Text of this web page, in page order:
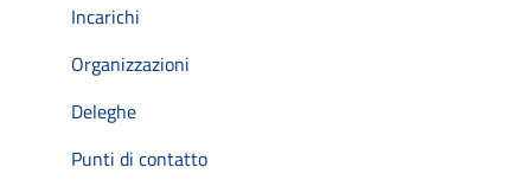
Incarichi
Organizzazioni
Deleghe
Punti di contatto